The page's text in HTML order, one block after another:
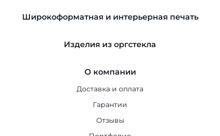
Широкоформатная и интерьерная печать
Изделия из оргстекла
О компании
Доставка и оплата
Гарантии
Отзывы